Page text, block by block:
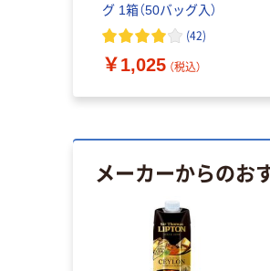
グ 1箱（50バッグ入）
(42)
￥1,025 （税込）
メーカーからのお